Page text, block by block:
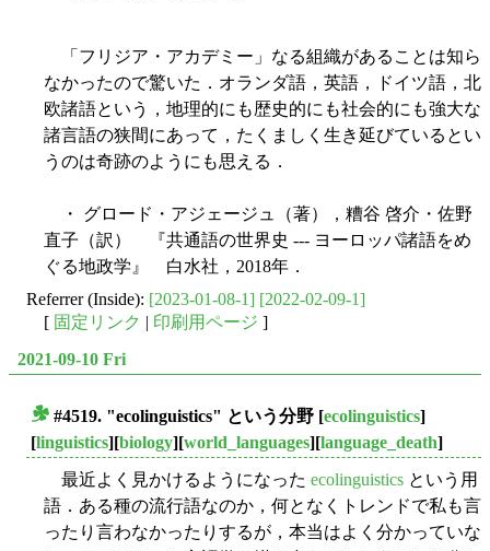
「フリジア・アカデミー」なる組織があることは知ら
なかったので驚いた．オランダ語，英語，ドイツ語，北
欧諸語という，地理的にも歴史的にも社会的にも強大な
諸言語の狭間にあって，たくましく生き延びているとい
うのは奇跡のようにも思える．
・ グロード・アジェージュ（著），糟谷 啓介・佐野
直子（訳） 『共通語の世界史 --- ヨーロッパ諸語をめ
ぐる地政学』 白水社，2018年．
Referrer (Inside): [2023-01-08-1] [2022-02-09-1]
[ 固定リンク | 印刷用ページ ]
2021-09-10 Fri
#4519. "ecolinguistics" という分野 [ecolinguistics]
[linguistics][biology][world_languages][language_death]
最近よく見かけるようになった ecolinguistics という用
語．ある種の流行語なのか，何となくトレンドで私も言
ったり言わなかったりするが，本当はよく分かっていな